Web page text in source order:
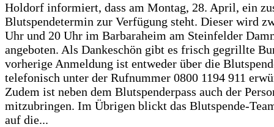
Holdorf informiert, dass am Montag, 28. April, ein
Blutspendetermin zur Verfügung steht. Dieser wird
Uhr und 20 Uhr im Barbaraheim am Steinfelder
angeboten. Als Dankeschön gibt es frisch gegrillte
vorherige Anmeldung ist entweder über die
telefonisch unter der Rufnummer 0800 1194 911
Zudem ist neben dem Blutspenderpass auch der
mitzubringen. Im Übrigen blickt das Blutspende-
auf die...